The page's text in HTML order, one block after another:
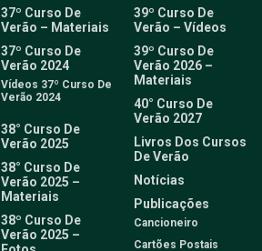
37º Curso De
Verão – Materiais
37º Curso De
Verão 2024
Vídeos 37º Curso De
Verão 2024
38° Curso De
Verão 2025
38° Curso De
Verão 2025 –
Materiais
38º Curso De
Verão 2025 –
39º Curso De
Verão – Vídeos
39º Curso De
Verão 2026 –
Materiais
40° Curso De
Verão 2027
Livros Dos Cursos
De Verão
Notícias
Publicações
Cancioneiro
Cartões Postais